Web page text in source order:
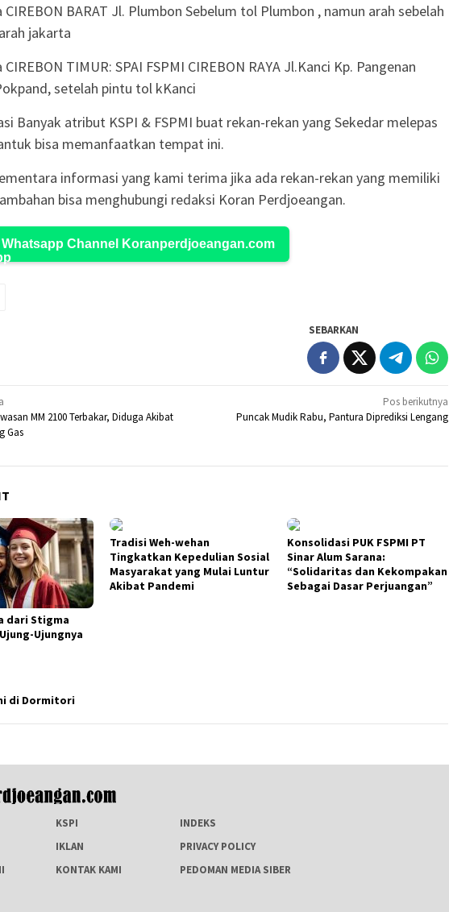
CIREBON BARAT Jl. Plumbon Sebelum tol Plumbon , namun arah sebelah
jakarta
TIMUR: SPAI FSPMI CIREBON RAYA Jl.Kanci Kp. Pangenan
setelah pintu tol kKanci
Banyak atribut KSPI & FSPMI buat rekan-rekan yang Sekedar melepas
bisa memanfaatkan tempat ini.
informasi yang kami terima jika ada rekan-rekan yang memiliki
bisa menghubungi redaksi Koran Perdjoeangan.
Whatsapp Channel Koranperdjoeangan.com
SEBARKAN
MM 2100 Terbakar, Diduga Akibat
Gas
Pos berikutnya
Puncak Mudik Rabu, Pantura Diprediksi Lengang
dari Stigma
Ujungnya
Tradisi Weh-wehan
Tingkatkan Kepedulian Sosial
Masyarakat yang Mulai Luntur
Akibat Pandemi
Konsolidasi PUK FSPMI PT
Sinar Alum Sarana:
“Solidaritas dan Kekompakan
Sebagai Dasar Perjuangan”
di Dormitori
KSPI
INDEKS
IKLAN
PRIVACY POLICY
KONTAK KAMI
PEDOMAN MEDIA SIBER